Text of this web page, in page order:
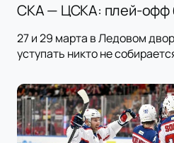
СКА — ЦСКА: плей-офф
27 и 29 марта в Ледовом
уступать никто не